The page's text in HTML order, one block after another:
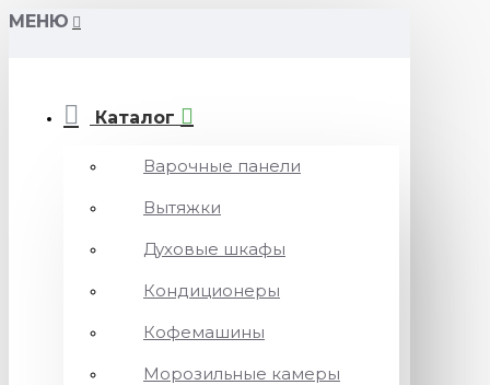
МЕНЮ
Каталог
Варочные панели
Вытяжки
Духовые шкафы
Кондиционеры
Кофемашины
Морозильные камеры